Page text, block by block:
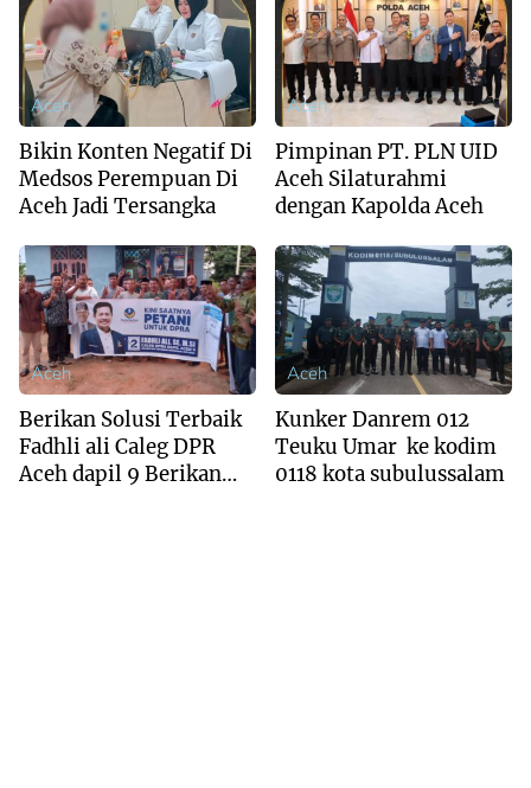
Aceh
Bikin Konten Negatif Di
Medsos Perempuan Di
Aceh Jadi Tersangka
Aceh
Pimpinan PT. PLN UID
Aceh Silaturahmi
dengan Kapolda Aceh
Aceh
Berikan Solusi Terbaik
Fadhli ali Caleg DPR
Aceh dapil 9 Berikan
Aceh
Kunker Danrem 012
Teuku Umar ke kodim
0118 kota subulussalam